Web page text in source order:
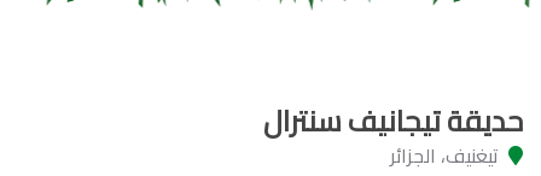
حديقة تيجانيف سنترال
تيغنيف، الجزائر